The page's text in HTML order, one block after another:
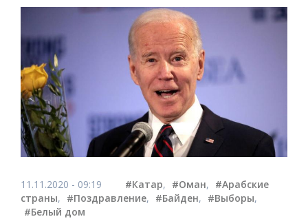
11.11.2020 - 09:19 #Катар, #Оман, #Арабские
страны, #Поздравление, #Байден, #Выборы,
#Белый дом